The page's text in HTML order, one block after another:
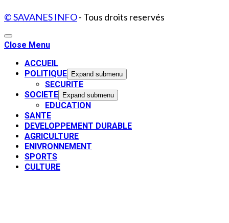
© SAVANES INFO- Tous droits reservés
Close Menu
ACCUEIL
POLITIQUE
Expand submenu
SECURITE
SOCIETE
Expand submenu
EDUCATION
SANTE
DEVELOPPEMENT DURABLE
AGRICULTURE
ENIVRONNEMENT
SPORTS
CULTURE